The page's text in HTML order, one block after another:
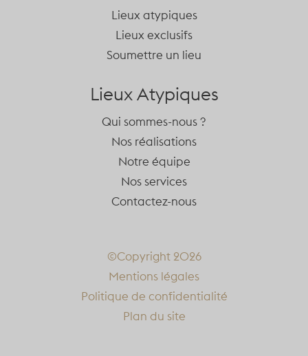
Lieux atypiques
Lieux exclusifs
Soumettre un lieu
Lieux Atypiques
Qui sommes-nous ?
Nos réalisations
Notre équipe
Nos services
Contactez-nous
©Copyright 2026
Mentions légales
Politique de confidentialité
Plan du site